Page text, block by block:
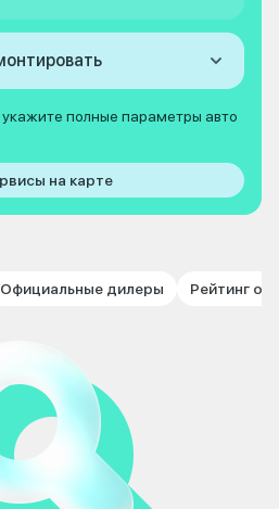
полные параметры авто
на карте
Официальные дилеры Рейтинг